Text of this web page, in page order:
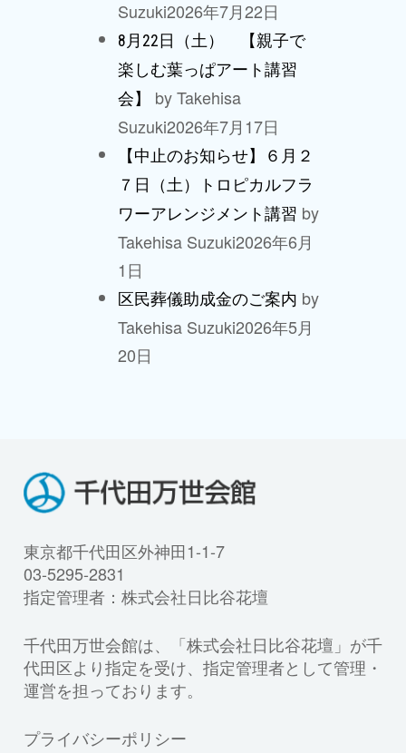
Suzuki2026年7月22日
8月22日（土） 【親子で
楽しむ葉っぱアート講習
会】
by Takehisa
Suzuki2026年7月17日
【中止のお知らせ】６月２
７日（土）トロピカルフラ
ワーアレンジメント講習 by
Takehisa Suzuki2026年6月
1日
区民葬儀助成金のご案内 by
Takehisa Suzuki2026年5月
20日
東京都千代田区外神田1-1-7
03-5295-2831
指定管理者：株式会社日比谷花壇
千代田万世会館は、「株式会社日比谷花壇」が千
代田区より指定を受け、指定管理者として管理・
運営を担っております。
プライバシーポリシー